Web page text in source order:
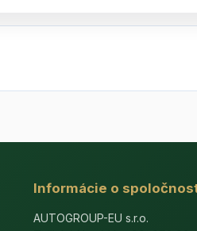
Informácie o
AUTOGROUP-EU s.r.o.